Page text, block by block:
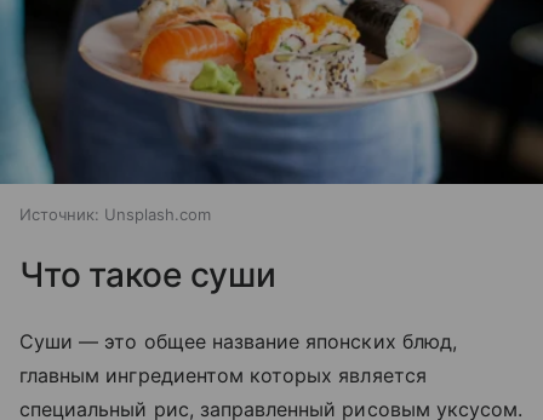
Источник: Unsplash.com
Что такое суши
Суши — это общее название японских блюд,
главным ингредиентом которых является
специальный рис, заправленный рисовым уксусом.